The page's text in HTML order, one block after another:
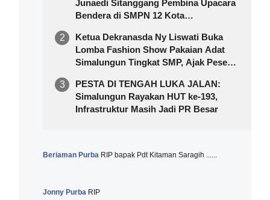
Junaedi Sitanggang Pembina Upacara
Bendera di SMPN 12 Kota
Ketua Dekranasda Ny Liswati Buka
Lomba Fashion Show Pakaian Adat
Simalungun Tingkat SMP, Ajak Peserta
PESTA DI TENGAH LUKA JALAN:
Simalungun Rayakan HUT ke-193,
Infrastruktur Masih Jadi PR Besar
Beriaman Purba RIP bapak Pdt Kitaman Saragih ......
Jonny Purba RIP